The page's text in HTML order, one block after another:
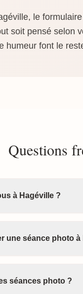
le
soit pensé selon
humeur font le
Questions
à Hagéville ?
une séance photo à
séances photo ?